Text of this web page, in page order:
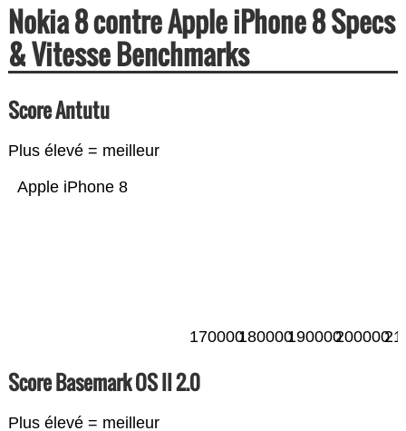
Nokia 8 contre Apple iPhone 8 Specs
& Vitesse Benchmarks
Score Antutu
Plus élevé = meilleur
Apple iPhone 8
170000180000190000200000
Score Basemark OS II 2.0
Plus élevé = meilleur